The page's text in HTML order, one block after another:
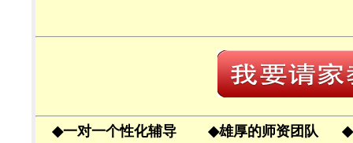
◆一对一个性化辅导 ◆雄厚的师资团队 ◆